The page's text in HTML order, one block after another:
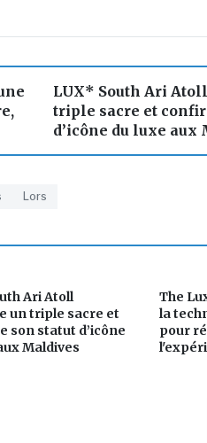
LUX* South Ari
triple sacre et
d’icône du luxe aux
Lors
Ari Atoll
un triple sacre et
son statut d’icône
Maldives
The
la
pour